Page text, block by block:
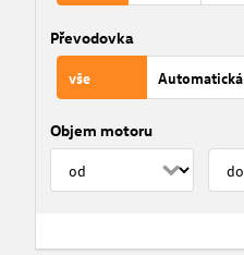
Převodovka
vše Automatická
Objem motoru